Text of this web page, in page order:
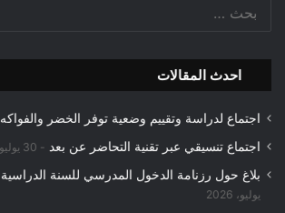
احدث المقالات
اجتماع لدراسة وتقييم وضعية توفر الخضر والفواكه
اجتماع تنسيقي عبر تقنية التحاضر عن بعد 30 يوليو، 2026
بلاغ حول رزنامة الدخول المدرسي للسنة الدراسية 2026-2027
يوليو، 2026